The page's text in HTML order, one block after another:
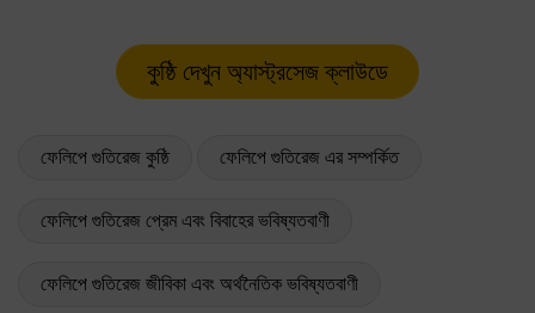
ফেলিপে গুতিরেজ কুষ্ঠি ফেলিপে গুতিরেজ এর সম্পর্কিত
ফেলিপে গুতিরেজ প্রেম এবং বিবাহের ভবিষ্যতবাণী
ফেলিপে গুতিরেজ জীবিকা এবং অর্থনৈতিক ভবিষ্যতবাণী